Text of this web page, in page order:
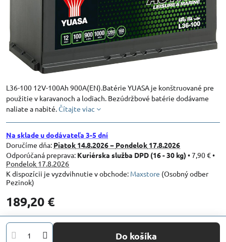
L36-100 12V-100Ah 900A(EN).Batérie YUASA je konštruované pre
použitie v karavanoch a lodiach. Bezúdržbové batérie dodávame
naliate a nabité.Čítajte viac
Na sklade u dodávateľa 3-5 dní
Doručíme dňa: Piatok 14.8.2026 − Pondelok 17.8.2026
Kuriérska služba DPD (16 - 30 kg) •7,90 €•
Pondelok 17.8.2026
Maxstore (Osobný odber
Pezinok)
189,20 €
Do košíka